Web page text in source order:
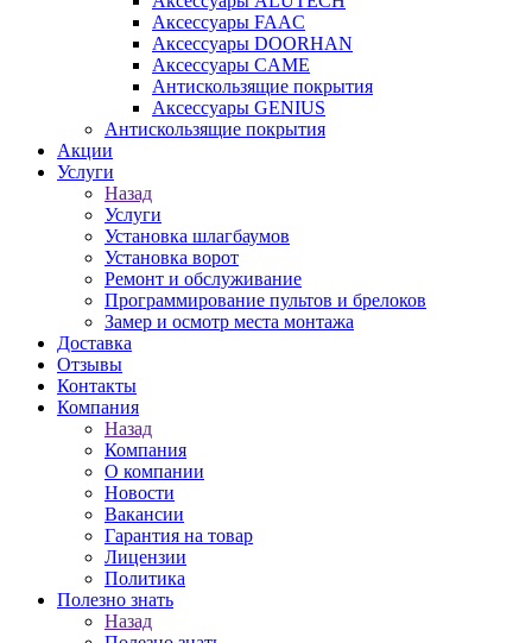
Аксессуары FAAC
Аксессуары DOORHAN
Аксессуары CAME
Антискользящие покрытия
Аксессуары GENIUS
Антискользящие покрытия
Акции
Услуги
Назад
Услуги
Установка шлагбаумов
Установка ворот
Ремонт и обслуживание
Программирование пультов и брелоков
Замер и осмотр места монтажа
Доставка
Отзывы
Контакты
Компания
Назад
Компания
О компании
Новости
Вакансии
Гарантия на товар
Лицензии
Политика
Полезно знать
Назад